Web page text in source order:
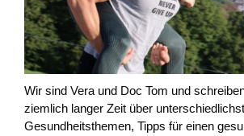
Wir sind Vera und Doc Tom und
ziemlich langer Zeit über
Gesundheitsthemen, Tipps für einen